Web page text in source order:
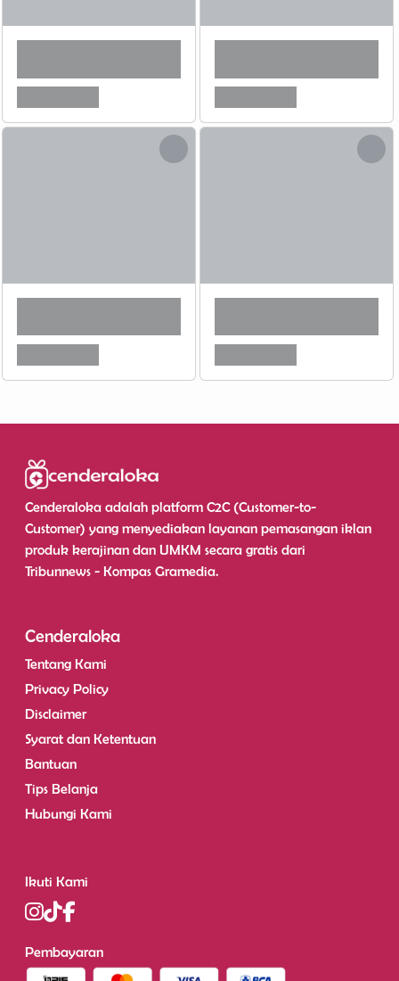
Cenderaloka adalah platform C2C (Customer-to-
Customer) yang menyediakan layanan pemasangan iklan
produk kerajinan dan UMKM secara gratis dari
Tribunnews - Kompas Gramedia.
Cenderaloka
Tentang Kami
Privacy Policy
Disclaimer
Syarat dan Ketentuan
Bantuan
Tips Belanja
Hubungi Kami
Ikuti Kami
Pembayaran